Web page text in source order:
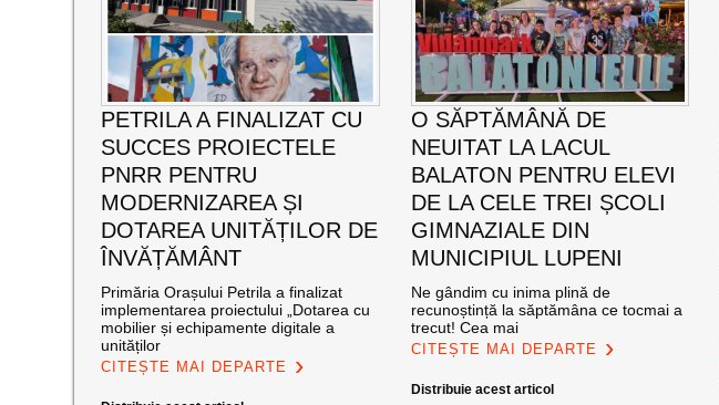
PETRILA A FINALIZAT CU
SUCCES PROIECTELE
PNRR PENTRU
MODERNIZAREA ȘI
DOTAREA UNITĂȚILOR DE
ÎNVĂȚĂMÂNT
Primăria Orașului Petrila a finalizat
implementarea proiectului „Dotarea cu
mobilier și echipamente digitale a
unităților
CITEȘTE MAI DEPARTE
O SĂPTĂMÂNĂ DE
NEUITAT LA LACUL
BALATON PENTRU ELEVI
DE LA CELE TREI ȘCOLI
GIMNAZIALE DIN
MUNICIPIUL LUPENI
Ne gândim cu inima plină de
recunoștință la săptămâna ce tocmai a
trecut! Cea mai
CITEȘTE MAI DEPARTE
Distribuie acest articol